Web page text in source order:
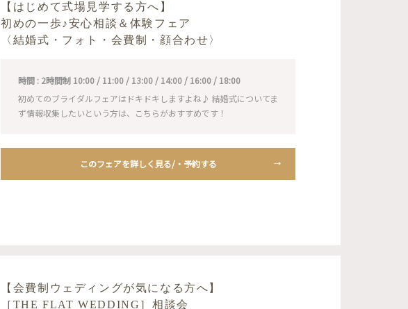
【はじめて式場見学する方へ】
初めの一歩♪安心相談＆体験フェア
〈結婚式・フォト・会費制・顔合わせ〉
時間 : 2時間制 10:00 / 11:00 / 13:00 / 14:00 / 16:00 / 18:00
初めてのブライダルフェアはドキドキしますよね♪ 結婚式についてま
ず情報収集したいという方は、こちらがおすすめです！
このフェアを詳しく見る/・予約する
【会費制ウェディングが気になる方へ】
［THE FLAT WEDDING］相談会